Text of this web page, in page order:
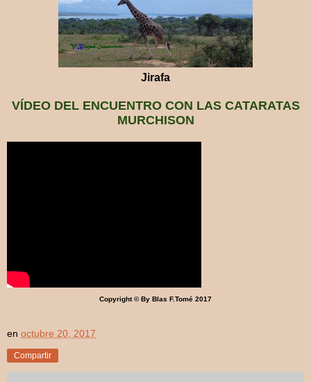
Jirafa
VÍDEO DEL ENCUENTRO CON LAS CATARATAS
MURCHISON
Copyright © By Blas F.Tomé 2017
en octubre 20, 2017
Compartir